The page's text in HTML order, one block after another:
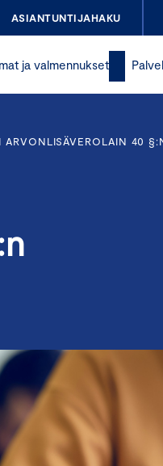
ASIANTUNTIJAHAKU
ja valmennukset
40